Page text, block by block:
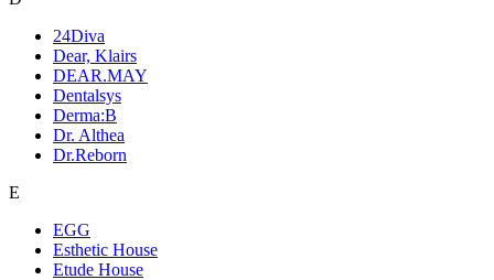
24Diva
Dear, Klairs
DEAR.MAY
Dentalsys
Derma:B
Dr. Althea
Dr.Reborn
E
EGG
Esthetic House
Etude House